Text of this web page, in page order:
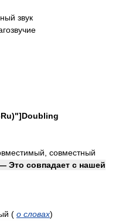
звук
совместный
Это совпадает с нашей
( о словах)